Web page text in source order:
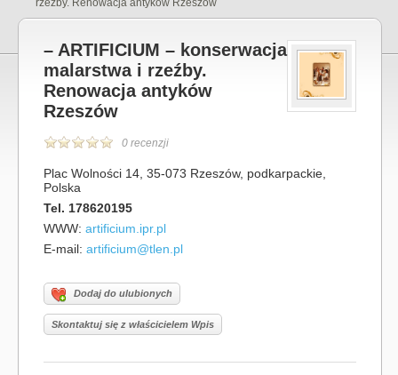
rzeźby. Renowacja antyków Rzeszów
– ARTIFICIUM – konserwacja
malarstwa i rzeźby.
Renowacja antyków
Rzeszów
0 recenzji
Plac Wolności 14, 35-073 Rzeszów, podkarpackie,
Polska
Tel. 178620195
WWW: artificium.ipr.pl
E-mail: artificium@tlen.pl
Dodaj do ulubionych
Skontaktuj się z właścicielem Wpis